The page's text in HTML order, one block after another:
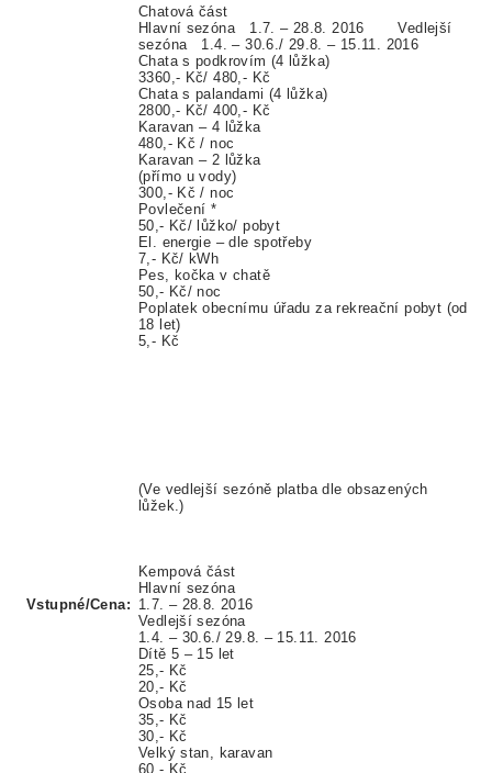
Vstupné/Cena:
Chatová část
Hlavní sezóna 1.7. – 28.8. 2016Vedlejší
sezóna 1.4. – 30.6./ 29.8. – 15.11. 2016
Chata s podkrovím (4 lůžka)
3360,- Kč/ 480,- Kč
Chata s palandami (4 lůžka)
2800,- Kč/ 400,- Kč
Karavan – 4 lůžka
480,- Kč / noc
Karavan – 2 lůžka
(přímo u vody)
300,- Kč / noc
Povlečení *
50,- Kč/ lůžko/ pobyt
El. energie – dle spotřeby
7,- Kč/ kWh
Pes, kočka v chatě
50,- Kč/ noc
Poplatek obecnímu úřaduza rekreační pobyt (od
18 let)
5,- Kč
(Ve vedlejší sezóně platba dle obsazených
lůžek.)
Kempová část
Hlavní sezóna
1.7. – 28.8. 2016
Vedlejší sezóna
1.4. – 30.6./ 29.8. – 15.11. 2016
Dítě 5 – 15 let
25,- Kč
20,- Kč
Osoba nad 15 let
35,- Kč
30,- Kč
Velký stan, karavan
60,- Kč